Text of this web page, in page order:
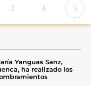
3 4 5
Yanguas Sanz,
ha realizado los